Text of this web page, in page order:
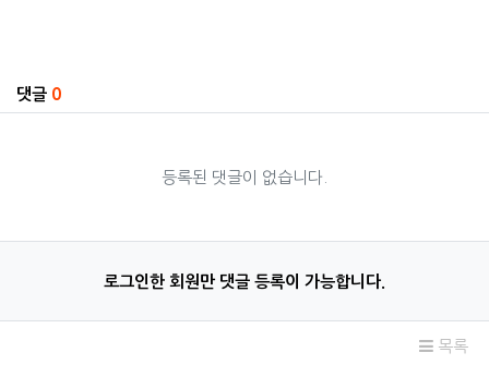
댓글 0
등록된 댓글이 없습니다.
로그인한 회원만 댓글 등록이 가능합니다.
목록